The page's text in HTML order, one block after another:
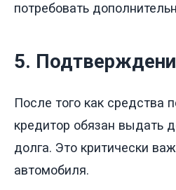
потребовать
5.
После того как средства
кредитор обязан выдать
долга. Это критически
автомобиля.